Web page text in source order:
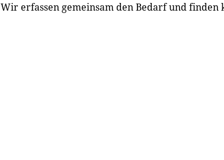
Wir erfassen gemeinsam den Bedarf und